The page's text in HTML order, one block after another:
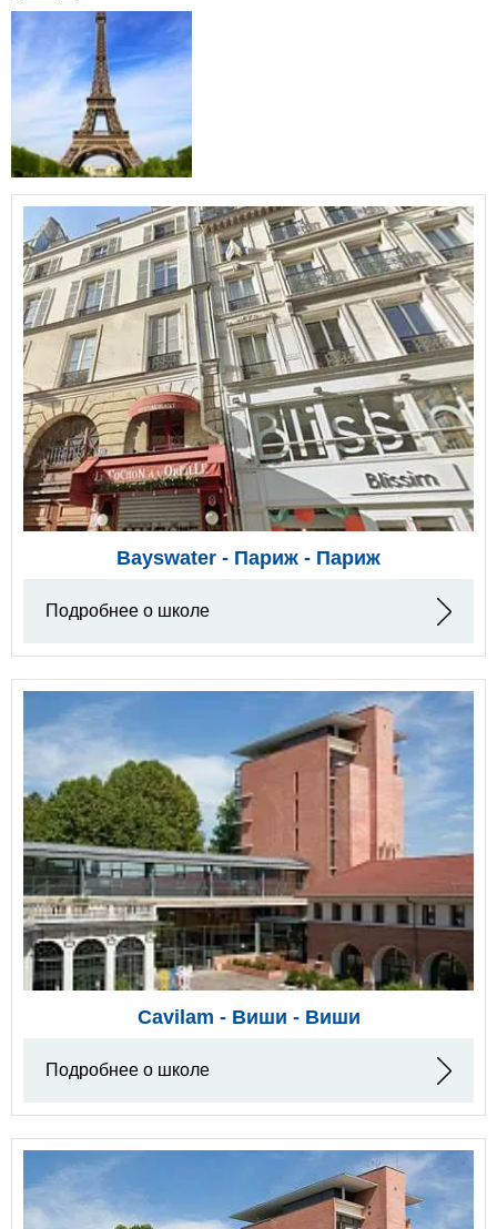
Bayswater - Париж - Париж
Подробнее о школе
Cavilam - Виши - Виши
Подробнее о школе